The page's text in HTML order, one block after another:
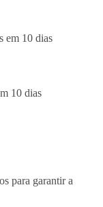
10 dias
para garantir a